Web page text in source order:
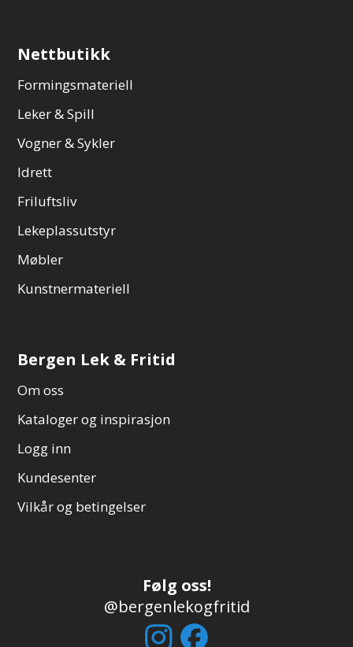
Nettbutikk
Formingsmateriell
Leker & Spill
Vogner & Sykler
Idrett
Friluftsliv
Lekeplassutstyr
Møbler
Kunstnermateriell
Bergen Lek & Fritid
Om oss
Kataloger og inspirasjon
Logg inn
Kundesenter
Vilkår og betingelser
Følg oss!
@bergenlekogfritid